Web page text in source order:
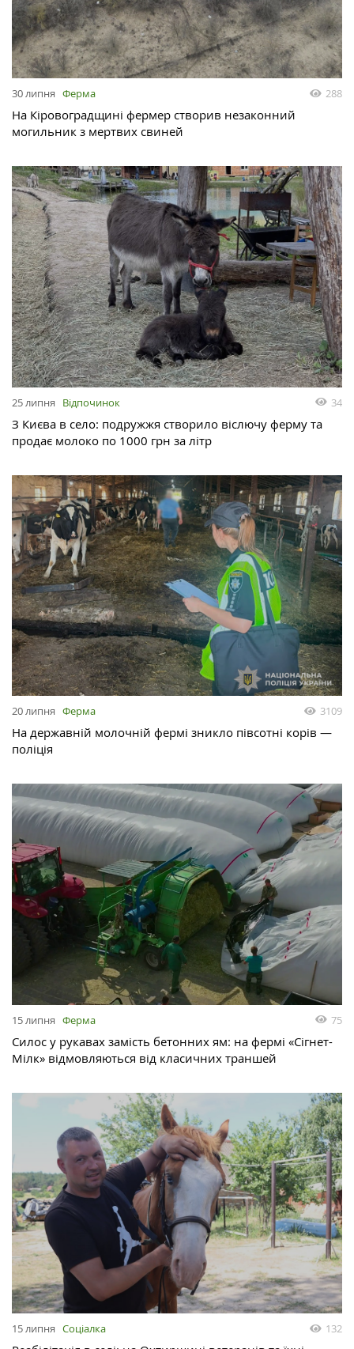
30 липня Ферма 288
На Кіровоградщині фермер створив незаконний
могильник з мертвих свиней
25 липня Відпочинок 34
З Києва в село: подружжя створило віслючу ферму та
продає молоко по 1000 грн за літр
20 липня Ферма 3109
На державній молочній фермі зникло півсотні корів —
поліція
15 липня Ферма 75
Силос у рукавах замість бетонних ям: на фермі «Сігнет-
Мілк» відмовляються від класичних траншей
15 липня Соціалка 132